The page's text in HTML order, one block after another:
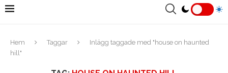
Hem Taggar
Inlägg taggade med "house on haunted
hill"